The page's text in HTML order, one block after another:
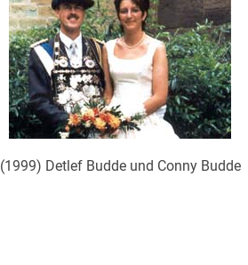
(1999) Detlef Budde und Conny Budde